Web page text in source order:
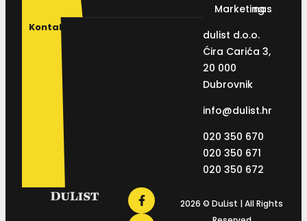
Marketing
nas
Kontakt
dulist d.o.o.
Ćira Carića 3,
20 000
Dubrovnik
info@dulist.hr
020 350 670
020 350 671
020 350 672
2026 © DuList | All Rights